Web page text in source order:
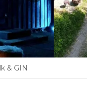
& GIN